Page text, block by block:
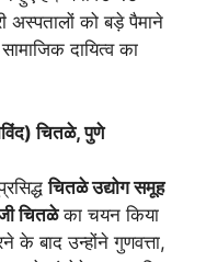
अस्पतालों को बड़े पैमाने
दायित्व का
चितळे, पुणे
चितळे उद्योग समूह
चितळेका चयन किया
बाद उन्होंने गुणवत्ता,